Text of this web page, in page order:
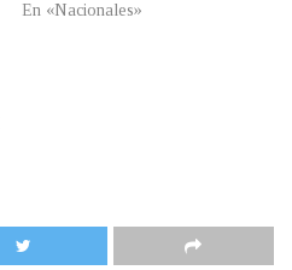
En «Nacionales»